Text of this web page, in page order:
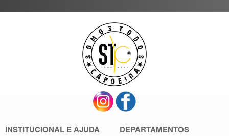
INSTITUCIONAL E AJUDA DEPARTAMENTOS